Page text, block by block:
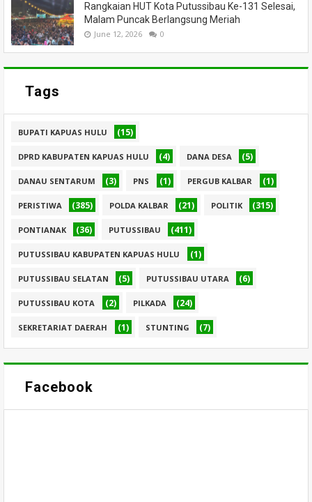
Rangkaian HUT Kota Putussibau Ke-131 Selesai,
Malam Puncak Berlangsung Meriah
June 12, 2026 0
Tags
BUPATI KAPUAS HULU (15)
DPRD KABUPATEN KAPUAS HULU (4) DANA DESA (5)
DANAU SENTARUM (3) PNS (1) PERGUB KALBAR (1)
PERISTIWA (385) POLDA KALBAR (21) POLITIK (315)
PONTIANAK (36) PUTUSSIBAU (411)
PUTUSSIBAU KABUPATEN KAPUAS HULU (1)
PUTUSSIBAU SELATAN (5) PUTUSSIBAU UTARA (6)
PUTUSSIBAU KOTA (2) PILKADA (24)
SEKRETARIAT DAERAH (1) STUNTING (7)
Facebook